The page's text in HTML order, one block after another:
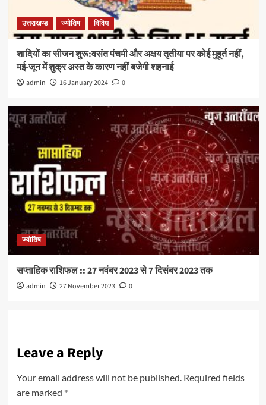
उत्तराखण्ड ज्योतिष विविध
शादियों का सीजन शुरू:वसंत पंचमी और अक्षय तृतीया पर कोई मुहूर्त नहीं,
मई-जून में शुक्र अस्त के कारण नहीं बजेगी शहनाई
admin 16 January 2024 0
ज्योतिष
सप्ताहिक राशिफल :: 27 नवंबर 2023 से 7 दिसंबर 2023 तक
admin 27 November 2023 0
Leave a Reply
Your email address will not be published. Required fields
are marked *